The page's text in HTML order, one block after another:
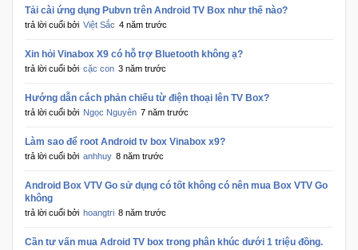
Dịch
pháp
Tải cài ứng dụng Pubvn trên Android TV Box như thế nào?
trả lời cuối bởi Việt Sắc 4 năm trước
Xin hỏi Vinabox X9 có hỗ trợ Bluetooth không ạ?
trả lời cuối bởi cặc con 3 năm trước
Hướng dẫn cách phản chiếu từ điện thoại lên TV Box?
trả lời cuối bởi Ngọc Nguyên 7 năm trước
Làm sao để root Android tv box Vinabox x9?
trả lời cuối bởi anhhuy 8 năm trước
Android Box VTV Go sử dụng có tốt không có nên mua Box VTV Go
không
trả lời cuối bởi hoangtri 8 năm trước
Cần tư vấn mua Adroid TV box trong phân khúc dưới 1 triệu đồng.